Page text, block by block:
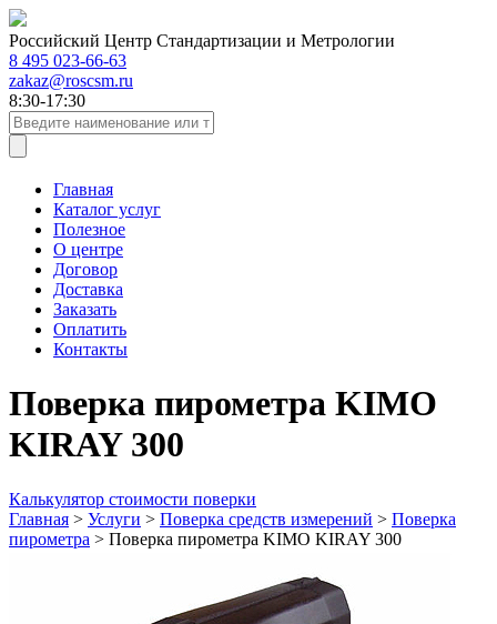
Российский Центр Стандартизации и Метрологии
8 495 023-66-63
zakaz@roscsm.ru
8:30-17:30
Главная
Каталог услуг
Полезное
О центре
Договор
Доставка
Заказать
Оплатить
Контакты
Поверка пирометра KIMO
KIRAY 300
Калькулятор стоимости поверки
Главная > Услуги > Поверка средств измерений > Поверка
пирометра > Поверка пирометра KIMO KIRAY 300